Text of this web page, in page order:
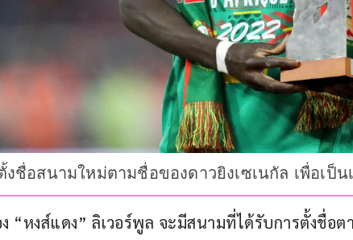
งชื่อสนามใหม่ตามชื่อของดาวยิงเซเนกัล เพื่อเ
“หงส์แดง” ลิเวอร์พูล จะมีสนามที่ได้รับการตั้งชื่อต